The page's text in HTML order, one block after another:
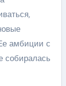
амбиции с
собиралась